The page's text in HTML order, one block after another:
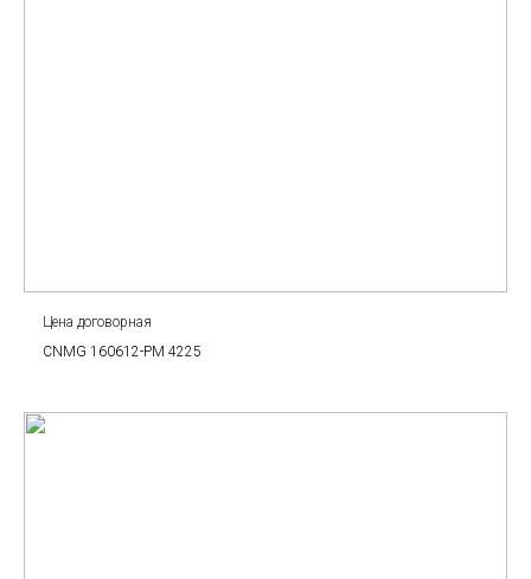
Цена договорная
CNMG 160612-PM 4225